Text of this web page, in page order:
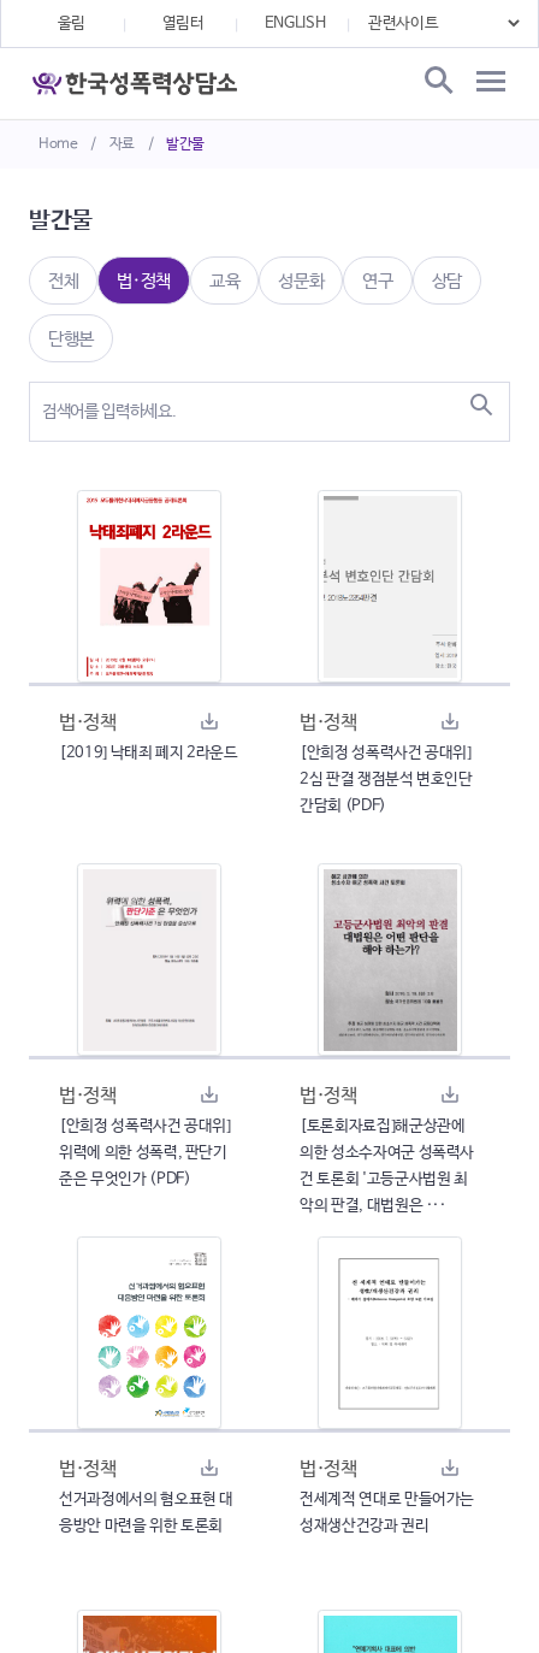
Home / 자료 / 발간물
울림 열림터 ENGLISH
발간물
전체 법·정책 교육 성문화 연구 상담
단행본
법·정책
[2019] 낙태죄 폐지 2라운드
법·정책
[안희정 성폭력사건 공대위]
2심 판결 쟁점분석 변호인단
간담회 (PDF)
법·정책
[안희정 성폭력사건 공대위]
위력에 의한 성폭력, 판단기
준은 무엇인가 (PDF)
법·정책
[토론회자료집]해군상관에
의한 성소수자여군 성폭력사
건 토론회 '고등군사법원 최
악의 판결, 대법원은 ···
법·정책
선거과정에서의 혐오표현 대
응방안 마련을 위한 토론회
법·정책
전세계적 연대로 만들어가는
성재생산건강과 권리